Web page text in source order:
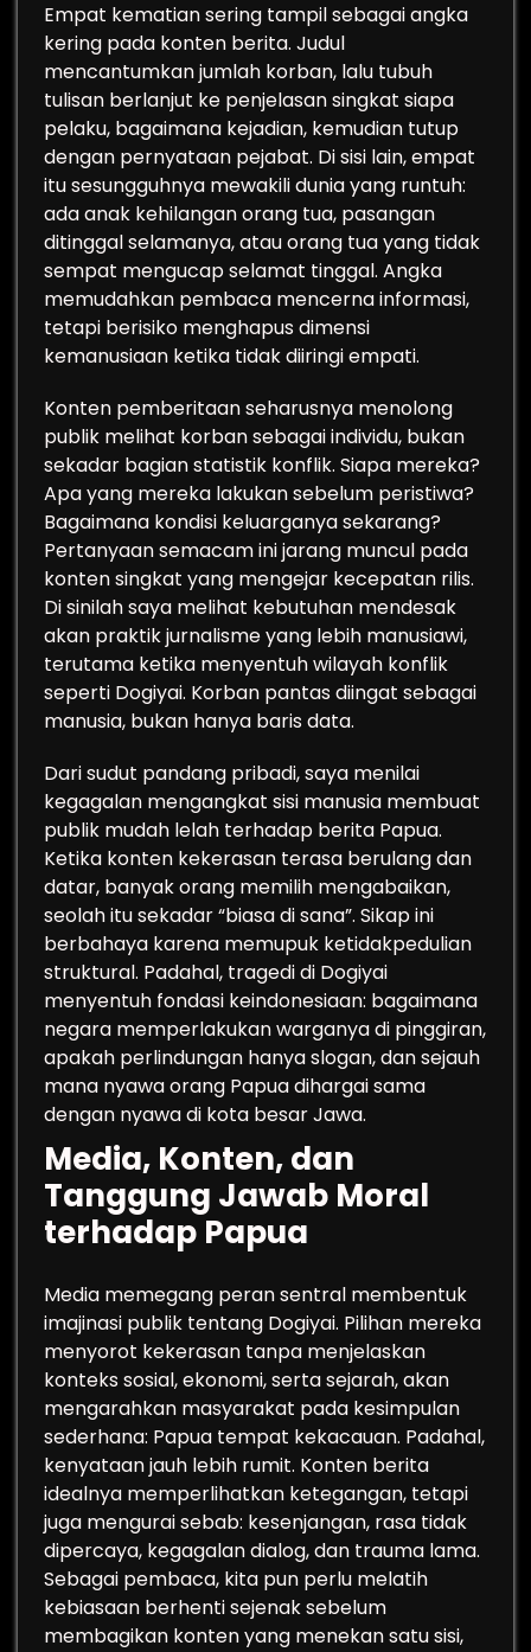
Empat kematian sering tampil sebagai angka
kering pada konten berita. Judul
mencantumkan jumlah korban, lalu tubuh
tulisan berlanjut ke penjelasan singkat siapa
pelaku, bagaimana kejadian, kemudian tutup
dengan pernyataan pejabat. Di sisi lain, empat
itu sesungguhnya mewakili dunia yang runtuh:
ada anak kehilangan orang tua, pasangan
ditinggal selamanya, atau orang tua yang tidak
sempat mengucap selamat tinggal. Angka
memudahkan pembaca mencerna informasi,
tetapi berisiko menghapus dimensi
kemanusiaan ketika tidak diiringi empati.
Konten pemberitaan seharusnya menolong
publik melihat korban sebagai individu, bukan
sekadar bagian statistik konflik. Siapa mereka?
Apa yang mereka lakukan sebelum peristiwa?
Bagaimana kondisi keluarganya sekarang?
Pertanyaan semacam ini jarang muncul pada
konten singkat yang mengejar kecepatan rilis.
Di sinilah saya melihat kebutuhan mendesak
akan praktik jurnalisme yang lebih manusiawi,
terutama ketika menyentuh wilayah konflik
seperti Dogiyai. Korban pantas diingat sebagai
manusia, bukan hanya baris data.
Dari sudut pandang pribadi, saya menilai
kegagalan mengangkat sisi manusia membuat
publik mudah lelah terhadap berita Papua.
Ketika konten kekerasan terasa berulang dan
datar, banyak orang memilih mengabaikan,
seolah itu sekadar “biasa di sana”. Sikap ini
berbahaya karena memupuk ketidakpedulian
struktural. Padahal, tragedi di Dogiyai
menyentuh fondasi keindonesiaan: bagaimana
negara memperlakukan warganya di pinggiran,
apakah perlindungan hanya slogan, dan sejauh
mana nyawa orang Papua dihargai sama
dengan nyawa di kota besar Jawa.
Media, Konten, dan
Tanggung Jawab Moral
terhadap Papua
Media memegang peran sentral membentuk
imajinasi publik tentang Dogiyai. Pilihan mereka
menyorot kekerasan tanpa menjelaskan
konteks sosial, ekonomi, serta sejarah, akan
mengarahkan masyarakat pada kesimpulan
sederhana: Papua tempat kekacauan. Padahal,
kenyataan jauh lebih rumit. Konten berita
idealnya memperlihatkan ketegangan, tetapi
juga mengurai sebab: kesenjangan, rasa tidak
dipercaya, kegagalan dialog, dan trauma lama.
Sebagai pembaca, kita pun perlu melatih
kebiasaan berhenti sejenak sebelum
membagikan konten yang menekan satu sisi,